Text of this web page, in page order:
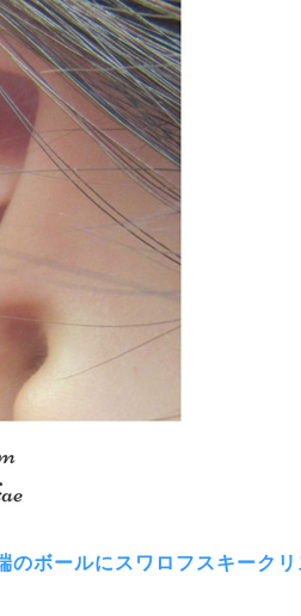
のボールにスワロフスキーク